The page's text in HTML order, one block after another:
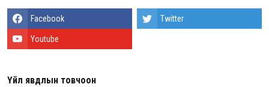
Facebook Twitter
Youtube
Үйл явдлын товчоон